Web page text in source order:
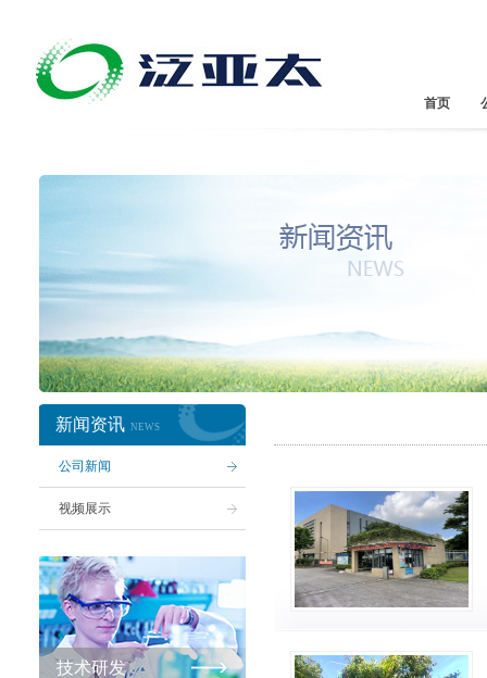
首页
新闻资讯 NEWS
公司新闻
视频展示
技术研发